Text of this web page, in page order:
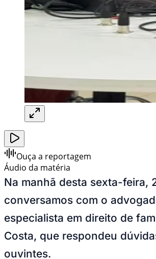
Ouça a reportagem
Áudio da matéria
Na manhã desta sexta-feira,
conversamos com o
especialista em direito de
Costa, que respondeu
ouvintes.